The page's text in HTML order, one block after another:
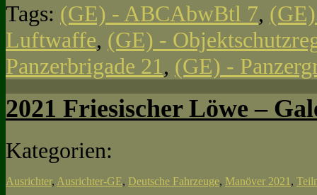
Tags: (GE) - ABCAbwBtl 7,
Luftwaffe, (GE) -
Panzerbrigade 21 , (GE) -
2021 Friesischer Löwe –
Kategorien:
Ausrichter, Ausrichter-GE, Deutsche Fahrzeuge, Manöver 2021 ,